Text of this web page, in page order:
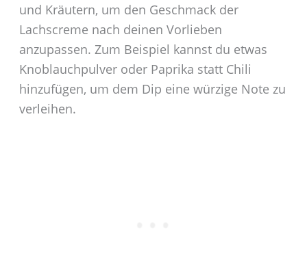
und Kräutern, um den Geschmack der
Lachscreme nach deinen Vorlieben
anzupassen. Zum Beispiel kannst du etwas
Knoblauchpulver oder Paprika statt Chili
hinzufügen, um dem Dip eine würzige Note zu
verleihen.